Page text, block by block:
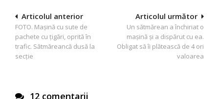
Navigare
în
articole
Articolul următor
Un sătmărean a închiriat o
maşină şi a dispărut cu ea.
Obligat să îi plătească de 4 ori
valoarea
Articolul anterior
FOTO. Mașină cu sute de
pachete cu țigări, oprită în
trafic. Sătmăreancă dusă la
secție
12 comentarii